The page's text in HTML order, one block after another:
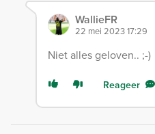
WallieFR
22 mei 2023 17:29
Niet alles geloven.. ;-)
Reageer